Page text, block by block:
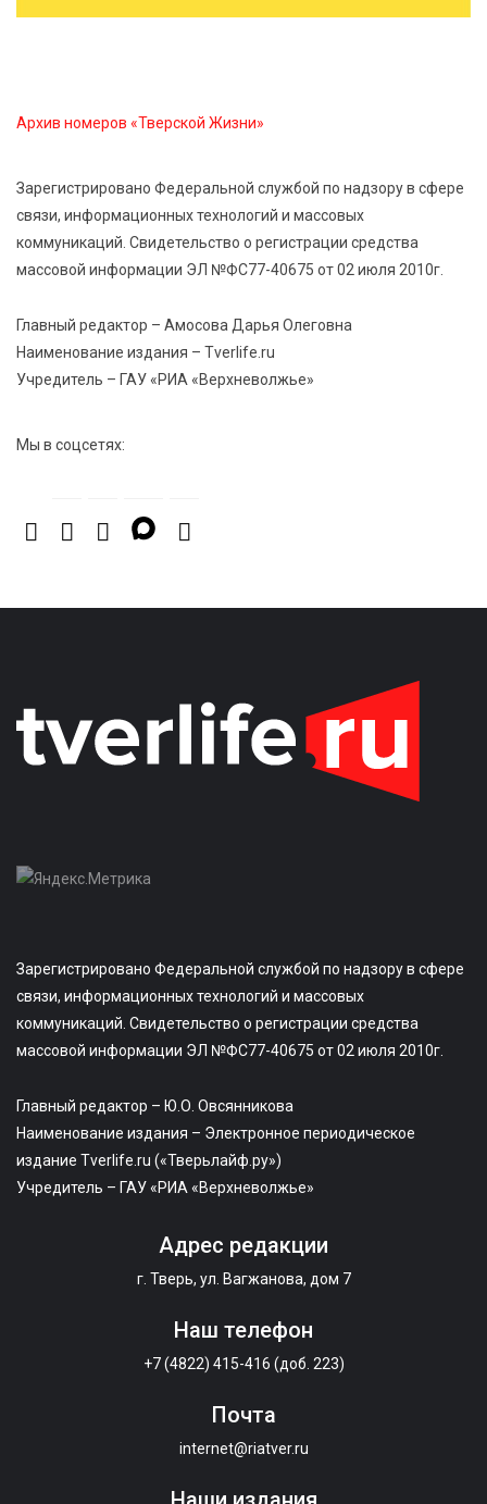
5 Авг 2026 16:16 81
«Сделано в России»
5 Авг 2026 16:02 364
Спорт и дисциплина: транспортные полицейские
5 Авг 2026 15:56 512
Виталий Королев дал старт новым туристическим
Архив номеров «Тверской Жизни»
Зарегистрировано Федеральной службой по надзору в сфере
связи, информационных технологий и массовых
коммуникаций. Свидетельство о регистрации средства
массовой информации ЭЛ №ФС77-40675 от 02 июля 2010г.
Главный редактор – Амосова Дарья Олеговна
Наименование издания – Tverlife.ru
Учредитель – ГАУ «РИА «Верхневолжье»
Мы в соцсетях:
Зарегистрировано Федеральной службой по надзору в сфере
связи, информационных технологий и массовых
коммуникаций. Свидетельство о регистрации средства
массовой информации ЭЛ №ФС77-40675 от 02 июля 2010г.
Главный редактор – Ю.О. Овсянникова
Наименование издания – Электронное периодическое
издание Tverlife.ru («Тверьлайф.ру»)
Учредитель – ГАУ «РИА «Верхневолжье»
Адрес редакции
г. Тверь, ул. Вагжанова, дом 7
Наш телефон
+7 (4822) 415-416 (доб. 223)
Почта
internet@riatver.ru